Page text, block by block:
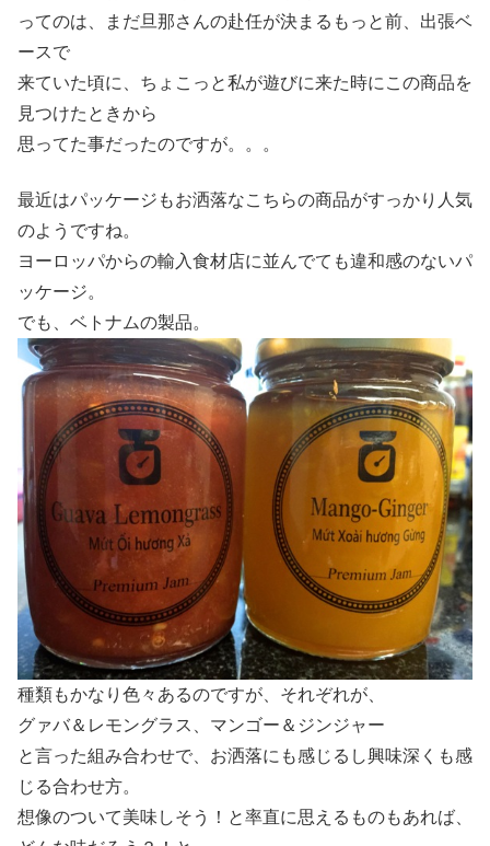
ってのは、まだ旦那さんの赴任が決まるもっと前、出張ベ
ースで
来ていた頃に、ちょこっと私が遊びに来た時にこの商品を
見つけたときから
思ってた事だったのですが。。。
最近はパッケージもお洒落なこちらの商品がすっかり人気
のようですね。
ヨーロッパからの輸入食材店に並んでても違和感のないパ
ッケージ。
でも、ベトナムの製品。
種類もかなり色々あるのですが、それぞれが、
グァバ＆レモングラス、マンゴー＆ジンジャー
と言った組み合わせで、お洒落にも感じるし興味深くも感
じる合わせ方。
想像のついて美味しそう！と率直に思えるものもあれば、